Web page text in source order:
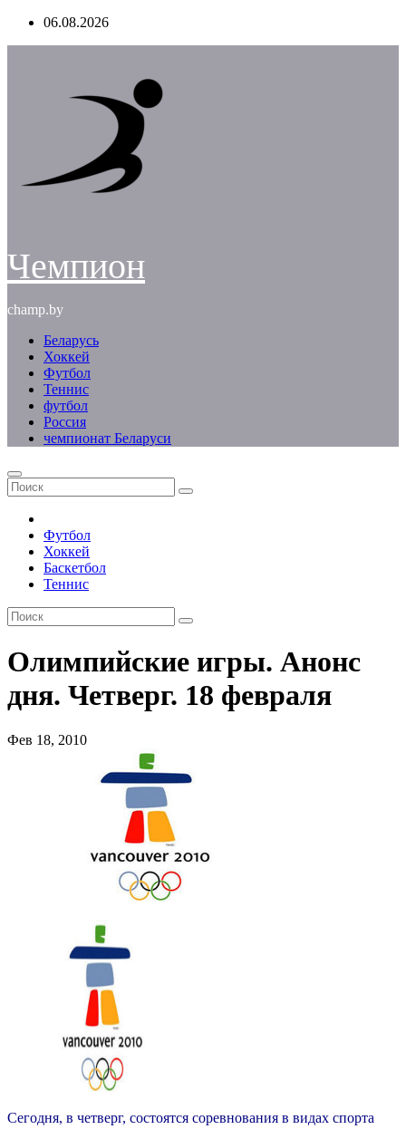
Перейти06.08.2026
Чемпион
champ.by
Беларусь
Хоккей
Футбол
Теннис
футбол
Россия
чемпионат Беларуси
Футбол
Хоккей
Баскетбол
Теннис
Олимпийские игры. Анонс
дня. Четверг. 18 февраля
Фев 18, 2010
Сегодня, в четверг, состоятся соревнования в видах спорта